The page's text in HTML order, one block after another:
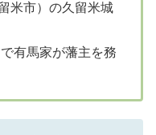
米市）の久留米城
有馬家が藩主を務